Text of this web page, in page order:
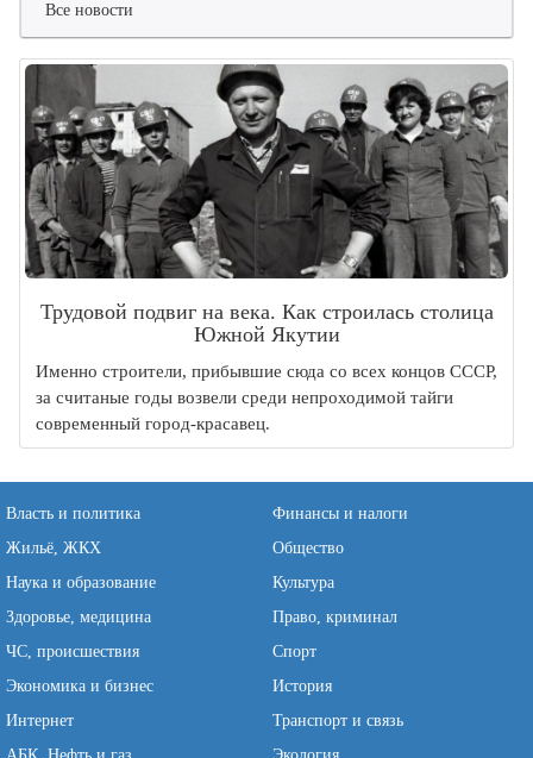
Все новости
Трудовой подвиг на века. Как строилась столица
Южной Якутии
Именно строители, прибывшие сюда со всех концов СССР,
за считаные годы возвели среди непроходимой тайги
современный город-красавец.
Власть и политика
Финансы и налоги
Жильё, ЖКХ
Общество
Наука и образование
Культура
Здоровье, медицина
Право, криминал
ЧС, происшествия
Спорт
Экономика и бизнес
История
Интернет
Транспорт и связь